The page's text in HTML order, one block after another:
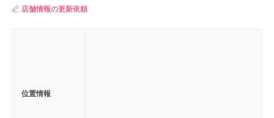
店舗情報の更新依頼
位置情報